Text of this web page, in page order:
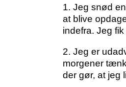
1. Jeg snød
at blive
indefra. Jeg
2. Jeg er
morgener
der gør, at jeg